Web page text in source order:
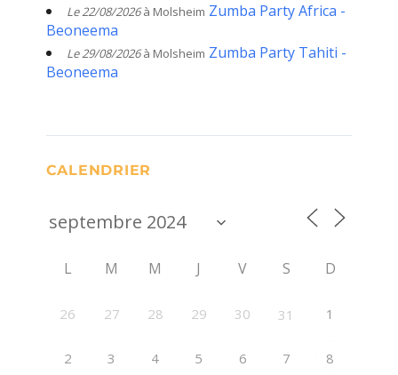
Le 22/08/2026à Molsheim Zumba Party Africa -
Beoneema
Le 29/08/2026à Molsheim Zumba Party Tahiti -
Beoneema
CALENDRIER
L M M J V S D
26 27 28 29 30 31 1
2 3 4 5 6 7 8